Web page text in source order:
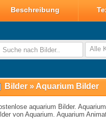
Beschreibung
Alle
Bilder » Aquarium Bilder
aquarium Bilder.
von Aquarium. Aquarium